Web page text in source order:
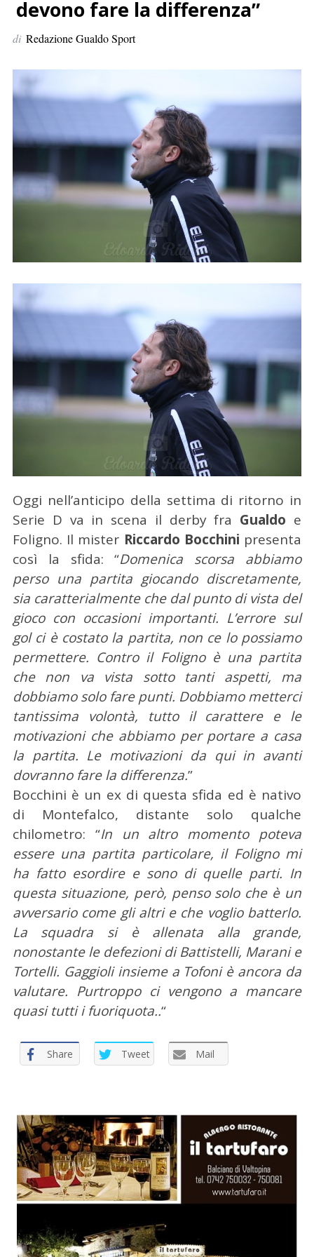
e
r
devono fare la differenza”
di Redazione Gualdo Sport
Oggi nell’anticipo della settima di ritorno in
Serie D va in scena il derby fra Gualdo e
Foligno. Il mister Riccardo Bocchini presenta
così la sfida: “Domenica scorsa abbiamo
perso una partita giocando discretamente,
sia caratterialmente che dal punto di vista del
gioco con occasioni importanti. L’errore sul
gol ci è costato la partita, non ce lo possiamo
permettere. Contro il Foligno è una partita
che non va vista sotto tanti aspetti, ma
dobbiamo solo fare punti. Dobbiamo metterci
tantissima volontà, tutto il carattere e le
motivazioni che abbiamo per portare a casa
la partita. Le motivazioni da qui in avanti
dovranno fare la differenza.”
Bocchini è un ex di questa sfida ed è nativo
di Montefalco, distante solo qualche
chilometro: “In un altro momento poteva
essere una partita particolare, il Foligno mi
ha fatto esordire e sono di quelle parti. In
questa situazione, però, penso solo che è un
avversario come gli altri e che voglio batterlo.
La squadra si è allenata alla grande,
nonostante le defezioni di Battistelli, Marani e
Tortelli. Gaggioli insieme a Tofoni è ancora da
valutare. Purtroppo ci vengono a mancare
quasi tutti i fuoriquota..“
Share Tweet Mail
C
r
c
e
r
: